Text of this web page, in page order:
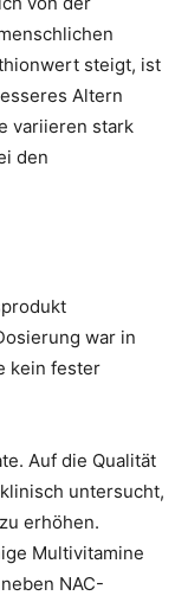
steigt, ist
Altern
variieren stark
den
war in
kein fester
Auf die Qualität
untersucht,
erhöhen.
Multivitamine
NAC-